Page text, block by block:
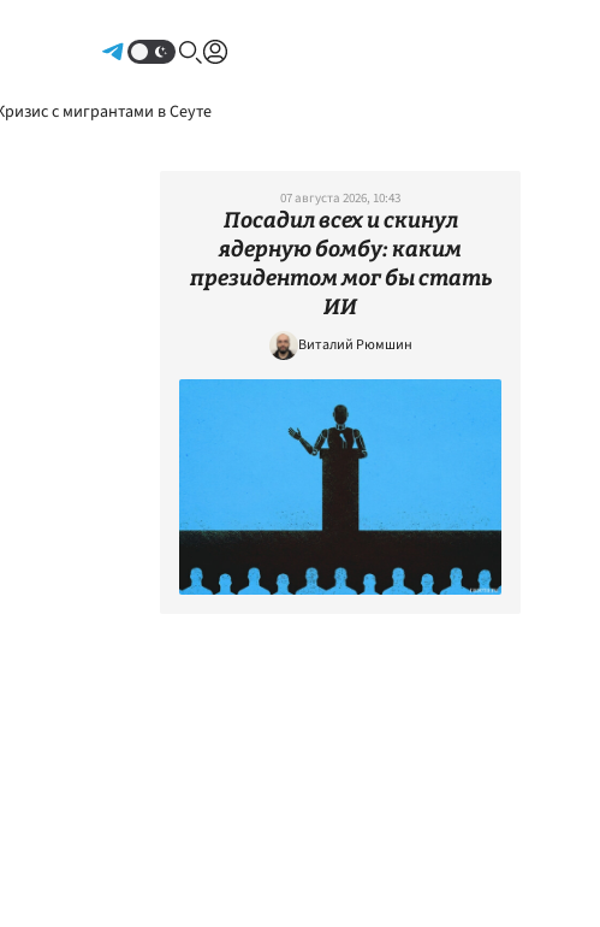
с мигрантами в Сеуте
07 августа 2026, 10:43
Посадил всех и скинул
ядерную бомбу: каким
президентом мог бы стать
ИИ
Виталий Рюмшин